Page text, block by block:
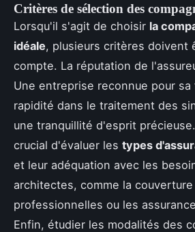
Critères de sélection des
Lorsqu'il s'agit de choisir la
idéale, plusieurs critères doivent
compte. La réputation de
Une entreprise reconnue pour
rapidité dans le traitement des
une tranquillité d'esprit
crucial d'évaluer les types
et leur adéquation avec les
architectes, comme la
professionnelles ou les
Enfin, étudier les modalités des